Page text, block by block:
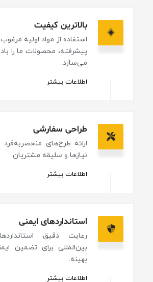
بالاترین کیفیت
استفاده از مواد اولیه
پیشرفته، محصولات ما را
می‌سازد.
اطلاعات بیشتر
طراحی سفارشی
ارائه طرح‌های
نیازها و سلیقه مشتریان.
اطلاعات بیشتر
استانداردهای ایمنی
رعایت دقیق
بین‌المللی برای تضمین
بهینه.
اطلاعات بیشتر